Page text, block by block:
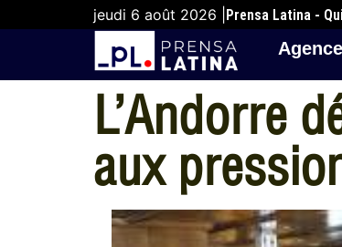
jeudi 6 août 2026 | Prensa Latina -
L’Andorre
aux